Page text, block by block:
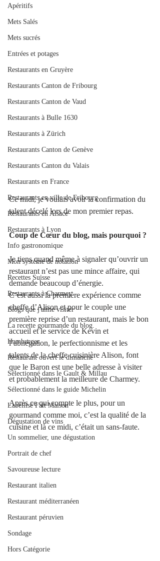
Apéritifs
Mets Salés
Mets sucrés
Entrées et potages
Restaurants en Gruyère
Restaurants Canton de Fribourg
Restaurants Canton de Vaud
Restaurants à Bulle 1630
Restaurants à Zürich
Restaurants Canton de Genève
Restaurants Canton du Valais
Restaurants en France
Restaurants en ville de Fribourg
Restaurants en Alsace
Restaurants à Lyon
Info gastronomique
Mon système de notation
Recettes Suisse
Restaurants à Charmey
Blogs que j'aime visiter
La recette gourmande du blog.
Hamburger
Restaurant ouvert le dimanche
Sélectionné dans le Gault & Millau
Sélectionné dans le guide Michelin
Labellisé Fait Maison
Dégustation de vins
Un sommelier, une dégustation
Portrait de chef
Savoureuse lecture
Restaurant italien
Restaurant méditerranéen
Restaurant péruvien
Sondage
Hors Catégorie
Ce midi, je voulais avoir la confirmation du
talent décelé lors de mon premier repas.
Coup de Cœur du blog, mais pourquoi ?
Je tiens quand même à signaler qu’ouvrir un
restaurant n’est pas une mince affaire, qui
demande beaucoup d’énergie.
C’est aussi la première expérience comme
cheffe d’Alison et pour le couple une
première reprise d’un restaurant, mais le bon
accueil et le service de Kevin et
l’abnégation, le perfectionnisme et les
talents de la cheffe cuisinière Alison, font
que le Baron est une belle adresse à visiter
et probablement la meilleure de Charmey.
Après ce qui compte le plus, pour un
gourmand comme moi, c’est la qualité de la
cuisine et là ce midi, c’était un sans-faute.